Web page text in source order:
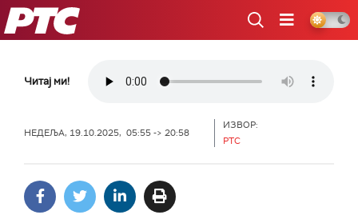
РТС
Читај ми!
НЕДЕЉА, 19.10.2025, 05:55 -> 20:58
ИЗВОР:
РТС